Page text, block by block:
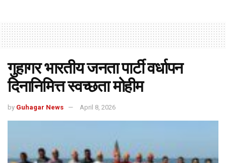
गुहागर भारतीय जनता पार्टी वर्धापन
दिनानिमित्त स्वच्छता मोहीम
by Guhagar News April 8, 2026